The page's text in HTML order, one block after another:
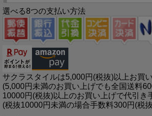
選べる8つの支払い方法
サクラスタイルは5,000円(税抜)以上お買
(5,000円未満のお買い上げでも全国送料
10000円(税抜)以上のお買い上げで代引き
(税抜10000円未満の場合手数料300円(税